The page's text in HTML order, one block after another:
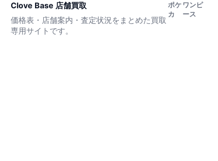
Clove Base 店舗買取
価格表・店舗案内・査定状況をまとめた買取
専用サイトです。
ポケ
カ
ワンピ
ース